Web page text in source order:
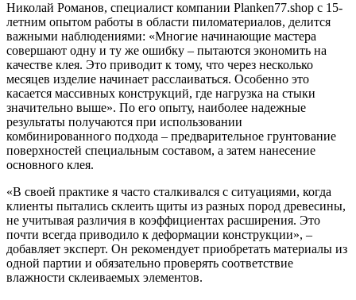
Николай Романов, специалист компании Planken77.shop с 15-
летним опытом работы в области пиломатериалов, делится
важными наблюдениями: «Многие начинающие мастера
совершают одну и ту же ошибку – пытаются экономить на
качестве клея. Это приводит к тому, что через несколько
месяцев изделие начинает расслаиваться. Особенно это
касается массивных конструкций, где нагрузка на стыки
значительно выше». По его опыту, наиболее надежные
результаты получаются при использовании
комбинированного подхода – предварительное грунтование
поверхностей специальным составом, а затем нанесение
основного клея.
«В своей практике я часто сталкивался с ситуациями, когда
клиенты пытались склеить щиты из разных пород древесины,
не учитывая различия в коэффициентах расширения. Это
почти всегда приводило к деформации конструкции», –
добавляет эксперт. Он рекомендует приобретать материалы из
одной партии и обязательно проверять соответствие
влажности склеиваемых элементов.